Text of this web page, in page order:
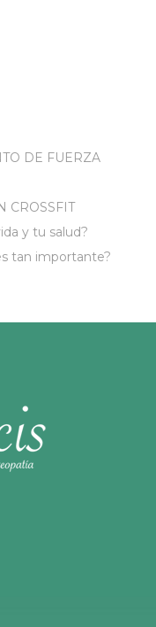
DE FUERZA
CROSSFIT
y tu salud?
tan importante?